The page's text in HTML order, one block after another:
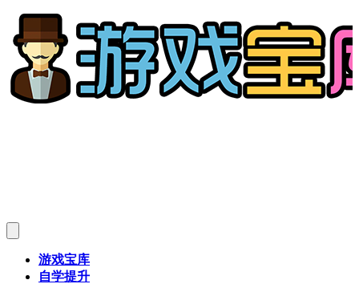
游戏宝库
自学提升